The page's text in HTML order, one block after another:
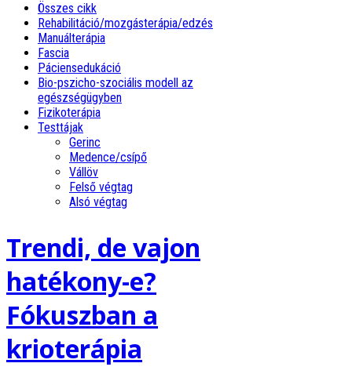
Összes cikk
Rehabilitáció/mozgásterápia/edzés
Manuálterápia
Fascia
Páciensedukáció
Bio-pszicho-szociális modell az
egészségügyben
Fizikoterápia
Testtájak
Gerinc
Medence/csípő
Vállöv
Felső végtag
Alsó végtag
Trendi, de vajon
hatékony-e?
Fókuszban a
krioterápia